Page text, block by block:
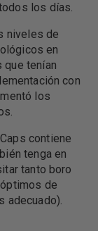
los días.
niveles de
en
que tenían
con
los
contiene
tenga en
tanto boro
de
adecuado).